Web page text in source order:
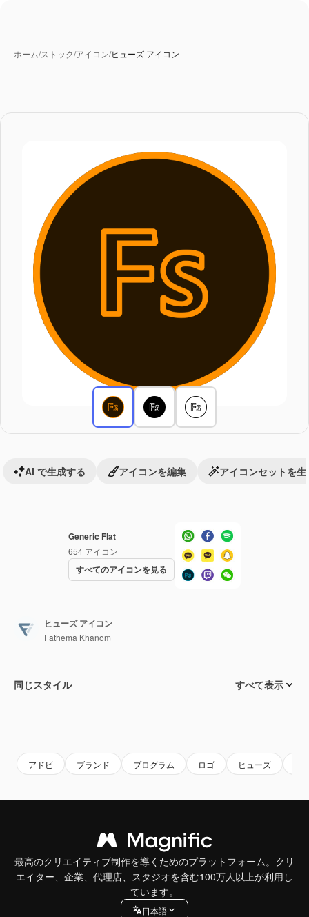
ホーム/ストック/アイコン/ヒューズ アイコン
Generic Flat
654 アイコン
すべてのアイコンを見る
AI で生成する アイコンを編集 アイコンセットを生
ヒューズ アイコン
Fathema Khanom
同じスタイル すべて表示
アドビ ブランド プログラム ロゴ ヒューズ
最高のクリエイティブ制作を導くためのプラットフォーム。クリ
エイター、企業、代理店、スタジオを含む100万人以上が利用し
ています。
日本語